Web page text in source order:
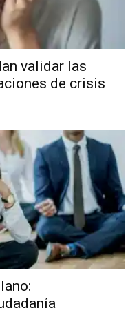
validar las
de crisis